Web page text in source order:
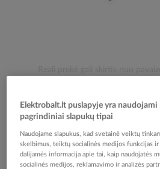
beginning
the
images
gallery
Elektrobalt prekės kodas
EAN kodas
Gamintojo prekės kodas
Elektrobalt.lt puslapyje yra naudojami
pagrindiniai slapukų tipai
Naudojame slapukus, kad svetainė veiktų
skelbimus, teiktų socialinės medijos funkcijas ir
dalijamės informacija apie tai, kaip naudojatės
socialinės medijos, reklamavimo ir analizės